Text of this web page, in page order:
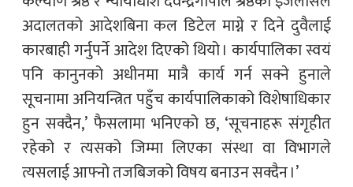
अदालतको आदेशबिना कल डिटेल माग्ने र दिने दुवैलाई
कारबाही गर्नुपर्ने आदेश दिएको थियो । कार्यपालिका स्वयं
पनि कानुनको अधीनमा मात्रै कार्य गर्न सक्ने हुनाले
सूचनामा अनियन्त्रित पहुँच कार्यपालिकाको विशेषाधिकार
हुन सक्दैन,’ फैसलामा भनिएको छ, ‘सूचनाहरू संगृहीत
रहेको र त्यसको जिम्मा लिएका संस्था वा विभागले
त्यसलाई आफ्नो तजबिजको विषय बनाउन सक्दैन ।’